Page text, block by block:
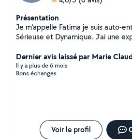
Présentation
Je m'appelle Fatima je suis auto-
Sérieuse et Dynamique. J'ai une
chez particulier ،Airbnbi
Dernier avis laissé par Marie
Il y a plus de 6 mois
Bons échanges
Voir le profil